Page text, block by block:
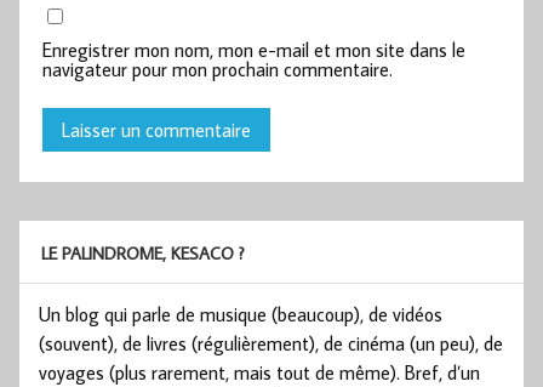
Enregistrer mon nom, mon e-mail et mon site dans le
navigateur pour mon prochain commentaire.
LE PALINDROME, KESACO ?
Un blog qui parle de musique (beaucoup), de vidéos
(souvent), de livres (régulièrement), de cinéma (un peu), de
voyages (plus rarement, mais tout de même). Bref, d’un